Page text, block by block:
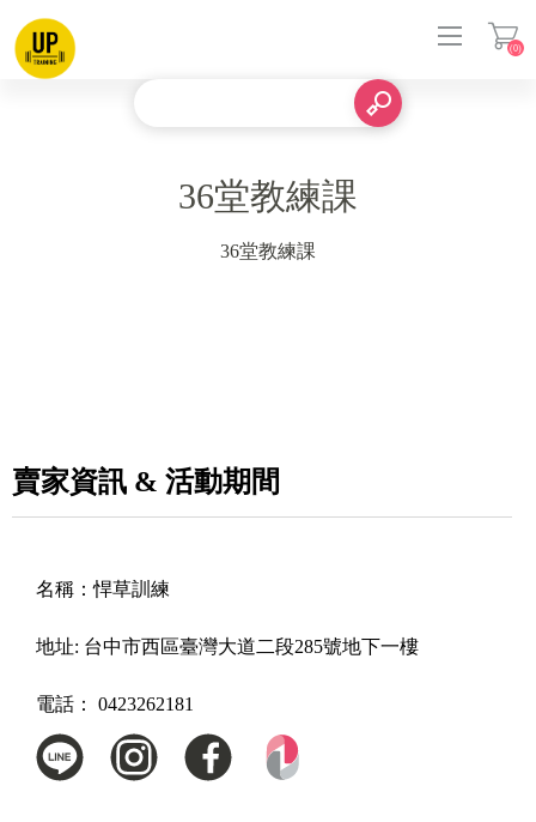
(0)
36堂教練課
36堂教練課
賣家資訊 & 活動期間
名稱：悍草訓練
地址: 台中市西區臺灣大道二段285號地下一樓
電話： 0423262181